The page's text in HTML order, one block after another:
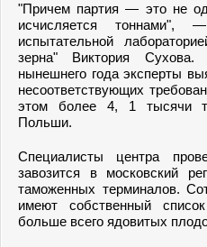
"Причем партия — это не
исчисляется тоннами",
испытательной
зерна" Виктория
нынешнего года эксперты
несоответствующих
этом более 4, 1 тысячи
Польши.
Специалисты центра
завозится в московский
таможенных терминалов.
имеют собственный
больше всего ядовитых